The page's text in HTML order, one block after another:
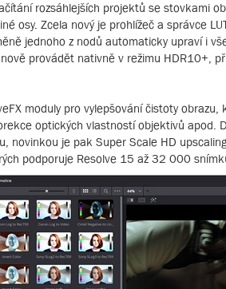
rozsáhlejších projektů se stovkami
osy. Zcela nový je prohlížeč a správce
jednoho z nodů automaticky upraví i
provádět nativně v režimu HDR10+,
moduly pro vylepšování čistoty
optických vlastností objektivů apod.
novinkou je pak Super Scale HD
podporuje Resolve 15 až 32 000